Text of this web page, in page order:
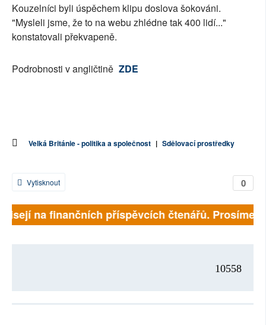
Kouzelníci byli úspěchem klipu doslova šokováni.
"Mysleli jsme, že to na webu zhlédne tak 400 lidí..."
konstatovali překvapeně.
Podrobnosti v angličtině ZDE
Velká Británie - politika a společnost | Sdělovací prostředky
0
Vytisknout
na finančních příspěvcích čtenářů. Prosíme,
10558